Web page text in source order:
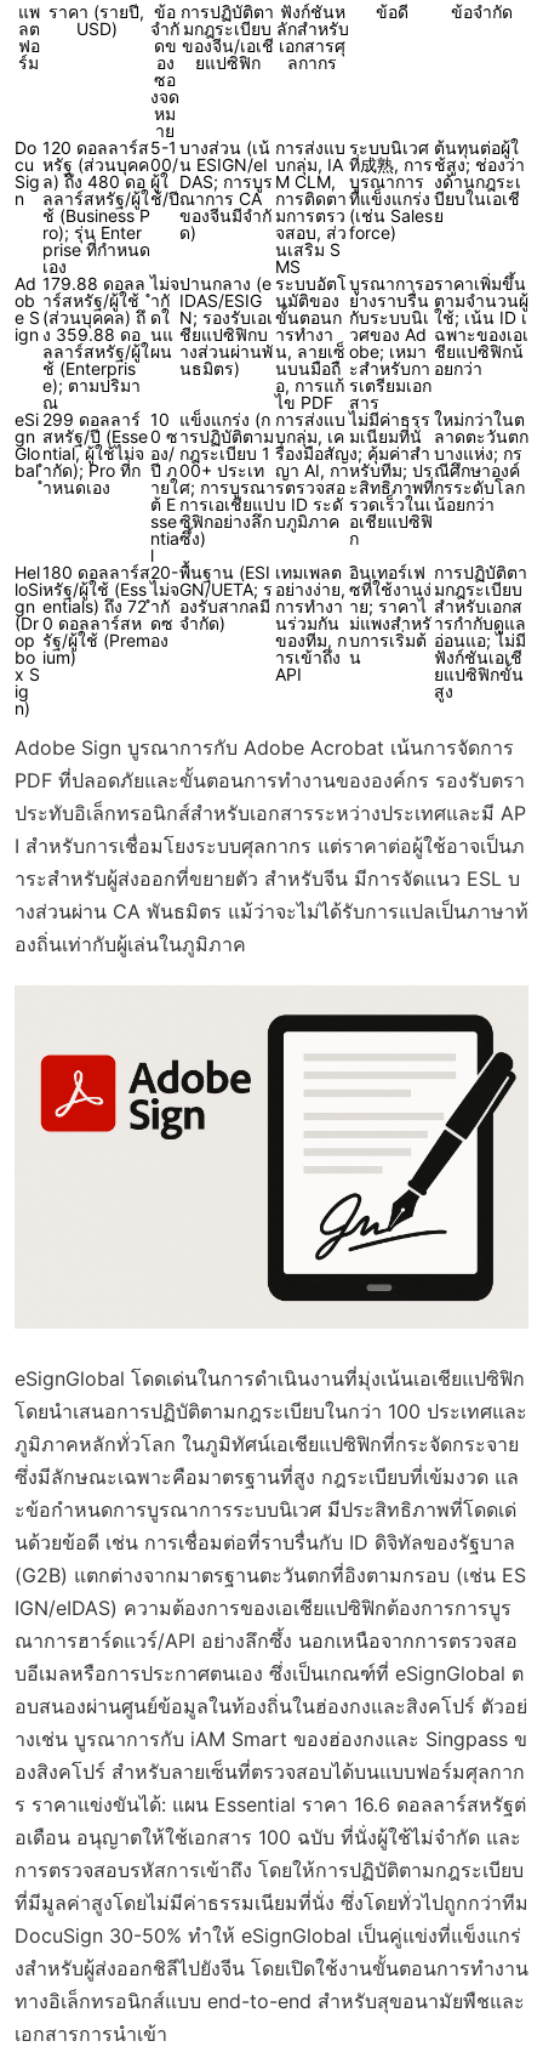
แพ
ลต
ฟอ
ร์ม
ราคา (รายปี,
USD)
ข้อ
จำกั
ดข
อง
ซอ
งจด
หม
าย
การปฏิบัติตา
มกฎระเบียบ
ของจีน/เอเชี
ยแปซิฟิก
ฟังก์ชันห
ลักสำหรับ
เอกสารศุ
ลกากร
ข้อดี ข้อจำกัด
Do
cu
Sig
n
120 ดอลลาร์ส
หรัฐ (ส่วนบุคค
ล) ถึง 480 ดอ
ลลาร์สหรัฐ/ผู้ใ
ช้ (Business P
ro); รุ่น Enter
prise ที่กำหนด
เอง
5-1
00/
ผู้ใ
ช้/ปี
บางส่วน (เน้
น ESIGN/eI
DAS; การบูร
ณาการ CA
ของจีนมีจำกั
ด)
การส่งแบ
บกลุ่ม, IA
M CLM,
การติดตา
มการตรว
จสอบ, ส่ว
นเสริม S
MS
ระบบนิเวศ
ที่成熟, การ
บูรณาการ
ที่แข็งแกร่ง
(เช่น Sales
force)
ต้นทุนต่อผู้ใ
ช้สูง; ช่องว่า
งด้านกฎระเ
บียบในเอเชี
ย
Ad
ob
e S
ign
179.88 ดอลล
าร์สหรัฐ/ผู้ใช้
(ส่วนบุคคล) ถึ
ง 359.88 ดอ
ลลาร์สหรัฐ/ผู้ใ
ช้ (Enterpris
e); ตามปริมา
ณ
ไม่จ
ำกั
ดใ
นแ
ผน
ปานกลาง (e
IDAS/ESIG
N; รองรับเอเ
ชียแปซิฟิกบ
างส่วนผ่านพั
นธมิตร)
ระบบอัตโ
นมัติของ
ขั้นตอนก
ารทำงา
น, ลายเซ็
นบนมือถื
อ, การแก้
ไข PDF
บูรณาการอ
ย่างราบรื่น
กับระบบนิเ
วศของ Ad
obe; เหมา
ะสำหรับกา
รเตรียมเอก
สาร
ราคาเพิ่มขึ้น
ตามจำนวนผู้
ใช้; เน้น ID เ
ฉพาะของเอเ
ชียแปซิฟิกน้
อยกว่า
eSi
gn
Glo
bal
299 ดอลลาร์
สหรัฐ/ปี (Esse
ntial, ผู้ใช้ไม่จ
ำกัด); Pro ที่ก
ำหนดเอง
10
0 ซ
อง/
ปี ภ
ายใ
ต้ E
sse
ntia
l
แข็งแกร่ง (ก
ารปฏิบัติตาม
กฎระเบียบ 1
00+ ประเท
ศ; การบูรณา
การเอเชียแป
ซิฟิกอย่างลึก
ซึ้ง)
การส่งแบ
บกลุ่ม, เค
รื่องมือสัญ
ญา AI, กา
รตรวจสอ
บ ID ระดั
บภูมิภาค
ไม่มีค่าธรร
มเนียมที่นั่
ง; คุ้มค่าสำ
หรับทีม; ปร
ะสิทธิภาพที่
รวดเร็วในเ
อเชียแปซิฟิ
ก
ใหม่กว่าในต
ลาดตะวันตก
บางแห่ง; กร
ณีศึกษาองค์
กรระดับโลก
น้อยกว่า
Hel
loSi
gn
(Dr
op
bo
x S
ig
n)
180 ดอลลาร์ส
หรัฐ/ผู้ใช้ (Ess
entials) ถึง 72
0 ดอลลาร์สห
รัฐ/ผู้ใช้ (Prem
ium)
20-
ไม่จ
ำกั
ดซ
อง
พื้นฐาน (ESI
GN/UETA; ร
องรับสากลมี
จำกัด)
เทมเพลต
อย่างง่าย,
การทำงา
นร่วมกัน
ของทีม, ก
ารเข้าถึง
API
อินเทอร์เฟ
ซที่ใช้งานง่
าย; ราคาไ
ม่แพงสำหรั
บการเริ่มต้
น
การปฏิบัติตา
มกฎระเบียบ
สำหรับเอกส
ารกำกับดูแล
อ่อนแอ; ไม่มี
ฟังก์ชันเอเชี
ยแปซิฟิกขั้น
สูง
Adobe Sign บูรณาการกับ Adobe Acrobat เน้นการจัดการ
PDF ที่ปลอดภัยและขั้นตอนการทำงานขององค์กร รองรับตรา
ประทับอิเล็กทรอนิกส์สำหรับเอกสารระหว่างประเทศและมี AP
I สำหรับการเชื่อมโยงระบบศุลกากร แต่ราคาต่อผู้ใช้อาจเป็นภ
าระสำหรับผู้ส่งออกที่ขยายตัว สำหรับจีน มีการจัดแนว ESL บ
างส่วนผ่าน CA พันธมิตร แม้ว่าจะไม่ได้รับการแปลเป็นภาษาท้
องถิ่นเท่ากับผู้เล่นในภูมิภาค
eSignGlobal โดดเด่นในการดำเนินงานที่มุ่งเน้นเอเชียแปซิฟิก
โดยนำเสนอการปฏิบัติตามกฎระเบียบในกว่า 100 ประเทศและ
ภูมิภาคหลักทั่วโลก ในภูมิทัศน์เอเชียแปซิฟิกที่กระจัดกระจาย
ซึ่งมีลักษณะเฉพาะคือมาตรฐานที่สูง กฎระเบียบที่เข้มงวด แล
ะข้อกำหนดการบูรณาการระบบนิเวศ มีประสิทธิภาพที่โดดเด่
นด้วยข้อดี เช่น การเชื่อมต่อที่ราบรื่นกับ ID ดิจิทัลของรัฐบาล
(G2B) แตกต่างจากมาตรฐานตะวันตกที่อิงตามกรอบ (เช่น ES
IGN/eIDAS) ความต้องการของเอเชียแปซิฟิกต้องการการบูร
ณาการฮาร์ดแวร์/API อย่างลึกซึ้ง นอกเหนือจากการตรวจสอ
บอีเมลหรือการประกาศตนเอง ซึ่งเป็นเกณฑ์ที่ eSignGlobal ต
อบสนองผ่านศูนย์ข้อมูลในท้องถิ่นในฮ่องกงและสิงคโปร์ ตัวอย่
างเช่น บูรณาการกับ iAM Smart ของฮ่องกงและ Singpass ข
องสิงคโปร์ สำหรับลายเซ็นที่ตรวจสอบได้บนแบบฟอร์มศุลกาก
ร ราคาแข่งขันได้: แผน Essential ราคา 16.6 ดอลลาร์สหรัฐต่
อเดือน อนุญาตให้ใช้เอกสาร 100 ฉบับ ที่นั่งผู้ใช้ไม่จำกัด และ
การตรวจสอบรหัสการเข้าถึง โดยให้การปฏิบัติตามกฎระเบียบ
ที่มีมูลค่าสูงโดยไม่มีค่าธรรมเนียมที่นั่ง ซึ่งโดยทั่วไปถูกกว่าทีม
DocuSign 30-50% ทำให้ eSignGlobal เป็นคู่แข่งที่แข็งแกร่
งสำหรับผู้ส่งออกชิลีไปยังจีน โดยเปิดใช้งานขั้นตอนการทำงาน
ทางอิเล็กทรอนิกส์แบบ end-to-end สำหรับสุขอนามัยพืชและ
เอกสารการนำเข้า